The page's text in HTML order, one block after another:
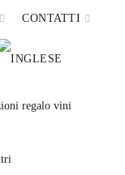
CONTATTI
regalo vini